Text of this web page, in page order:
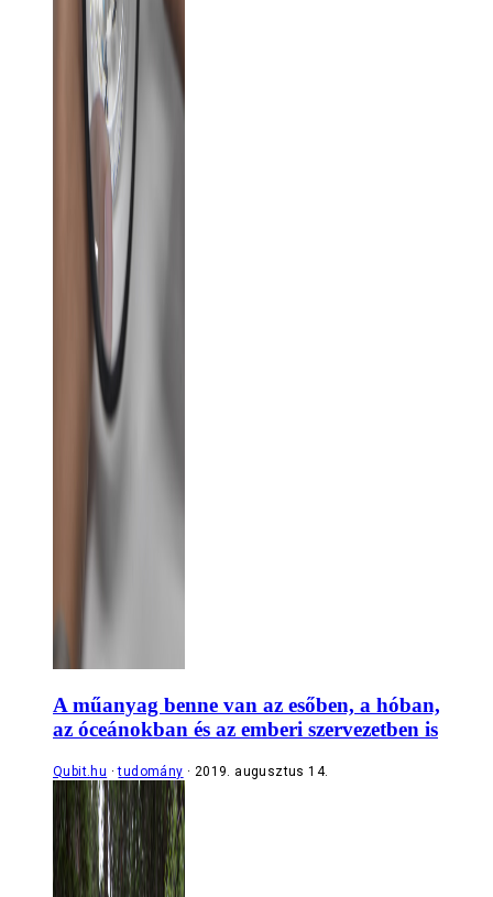
A műanyag benne van az esőben, a hóban,
az óceánokban és az emberi szervezetben is
Qubit.hu tudomány 2019. augusztus 14.